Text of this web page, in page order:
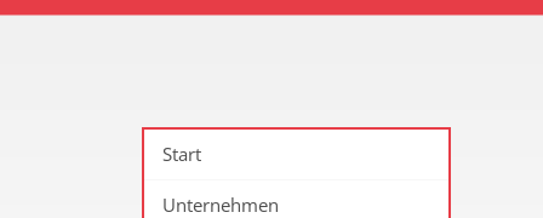
Start
Unternehmen